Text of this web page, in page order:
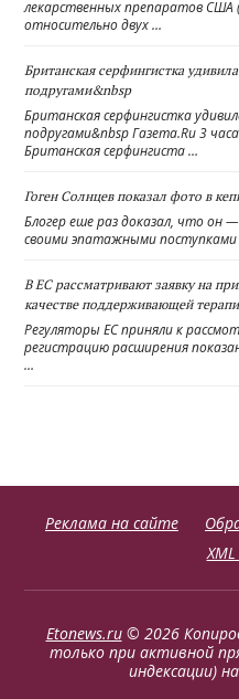
лекарственных препаратов США
относительно двух …
Британская серфингистка
подругами&nbsp
Британская серфингистка
подругами&nbsp Газета.Ru 3
Британская серфингиста …
Гоген Солнцев показал фото в
Блогер еше раз доказал, что он
своими эпатажными поступками
В ЕС рассматривают заявку на
качестве поддерживающей
Регуляторы ЕС приняли к
регистрацию расширения
…
Реклама на сайте
Etonews.ru© 2026
только при активной
индексации)